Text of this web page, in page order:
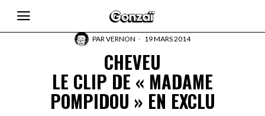
PARVERNON 19 MARS 2014
CHEVEU
LE CLIP DE « MADAME
POMPIDOU » EN EXCLU